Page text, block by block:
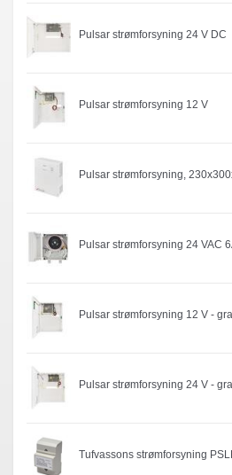
Pulsar strømforsyning 24 V DC
Pulsar strømforsyning 12 V
Pulsar strømforsyning,
Pulsar strømforsyning 24 VAC
Pulsar strømforsyning 12 V -
Pulsar strømforsyning 24 V -
Tufvassons strømforsyning